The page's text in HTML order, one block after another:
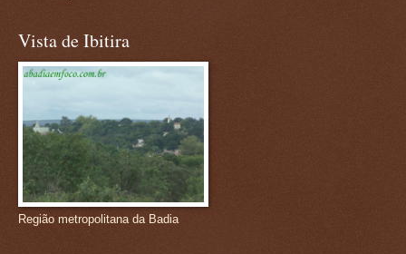
Vista de Ibitira
Região metropolitana da Badia